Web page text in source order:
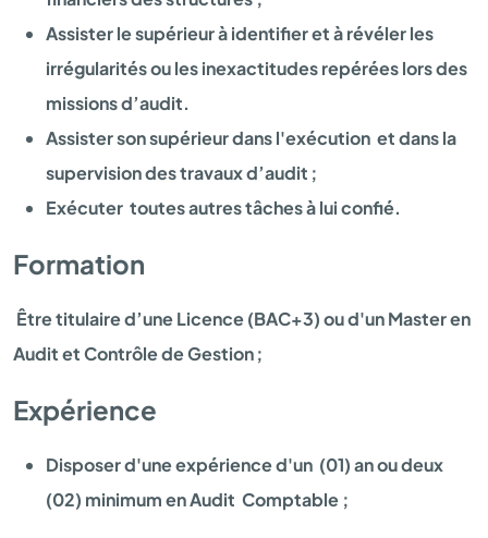
Assister le supérieur à identifier et à révéler les
irrégularités ou les inexactitudes repérées lors des
missions d’audit.
Assister son supérieur dans l'exécution et dans la
supervision des travaux d’audit ;
Exécuter toutes autres tâches à lui confié.
Formation
Être titulaire d’une Licence (BAC+3) ou d'un Master en
Audit et Contrôle de Gestion ;
Expérience
Disposer d'une expérience d'un (01) an ou deux
(02) minimum en Audit Comptable ;